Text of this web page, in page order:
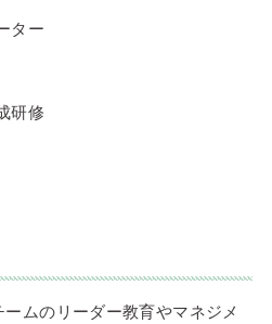
ター
研修
ムのリーダー教育やマネジメ